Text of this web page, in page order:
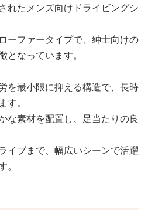
れたメンズ向けドライビングシ
ーファータイプで、紳士向けの
なっています。
を最小限に抑える構造で、長時
。
な素材を配置し、足当たりの良
イブまで、幅広いシーンで活躍